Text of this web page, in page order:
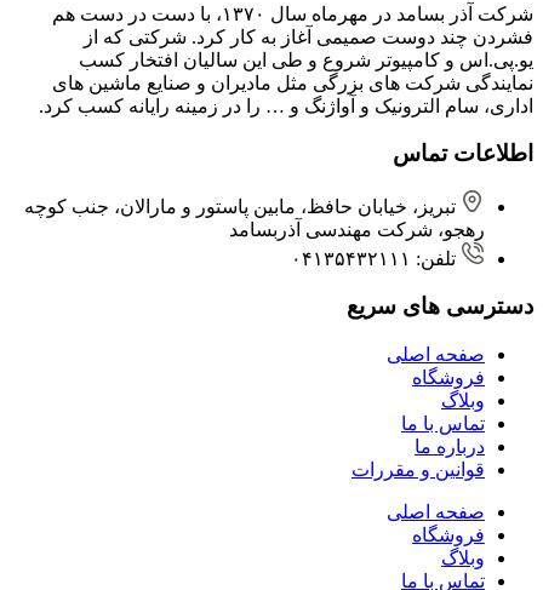
شرکت آذر بسامد در مهرماه سال ۱۳۷۰، با دست در دست هم
فشردن ‌چند دوست صمیمی آغاز به کار کرد. شرکتی که از
یو.پی.اس و کامپیوتر شروع و طی این سالیان افتخار کسب
نمایندگی شرکت های بزرگی مثل مادیران و صنایع ماشین های
اداری، سام الترونیک و آواژنگ و … را در زمینه رایانه کسب کرد.
اطلاعات تماس
تبریز، خیابان حافظ، مابین پاستور و مارالان، جنب کوچه
رهجو، شرکت مهندسی آذربسامد
تلفن: ۰۴۱۳۵۴۳۲۱۱۱
دسترسی های سریع
صفحه اصلی
فروشگاه
وبلاگ
تماس با ما
درباره ما
قوانین و مقررات
صفحه اصلی
فروشگاه
وبلاگ
تماس با ما